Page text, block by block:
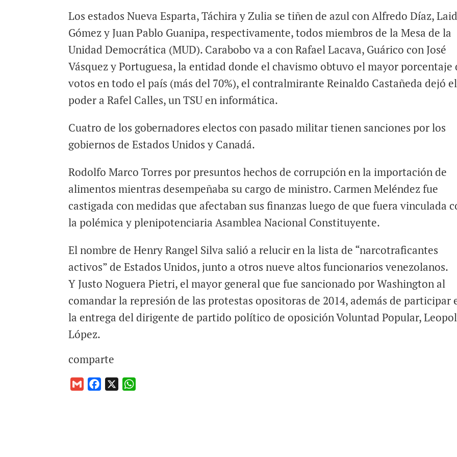
Los estados Nueva Esparta, Táchira y Zulia se tiñen de azul con Alfredo Díaz,
Gómez y Juan Pablo Guanipa, respectivamente, todos miembros de la Mesa de la
Unidad Democrática (MUD). Carabobo va a con Rafael Lacava, Guárico con José
Vásquez y Portuguesa, la entidad donde el chavismo obtuvo el mayor porcentaje
votos en todo el país (más del 70%), el contralmirante Reinaldo Castañeda dejó el
poder a Rafel Calles, un TSU en informática.
Cuatro de los gobernadores electos con pasado militar tienen sanciones por los
gobiernos de Estados Unidos y Canadá.
Rodolfo Marco Torres por presuntos hechos de corrupción en la importación de
alimentos mientras desempeñaba su cargo de ministro. Carmen Meléndez fue
castigada con medidas que afectaban sus finanzas luego de que fuera vinculada
la polémica y plenipotenciaria Asamblea Nacional Constituyente.
El nombre de Henry Rangel Silva salió a relucir en la lista de “narcotraficantes
activos” de Estados Unidos, junto a otros nueve altos funcionarios venezolanos.
Y Justo Noguera Pietri, el mayor general que fue sancionado por Washington al
comandar la represión de las protestas opositoras de 2014, además de participar
la entrega del dirigente de partido político de oposición Voluntad Popular,
López.
comparte
G